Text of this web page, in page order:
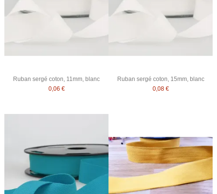
Ruban sergé coton, 11mm, blanc
0,06 €
Ruban sergé coton, 15mm, blanc
0,08 €